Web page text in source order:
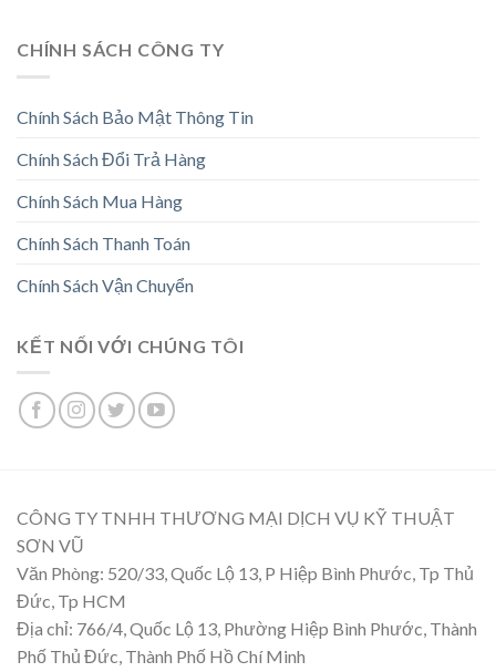
CHÍNH SÁCH CÔNG TY
Chính Sách Bảo Mật Thông Tin
Chính Sách Đổi Trả Hàng
Chính Sách Mua Hàng
Chính Sách Thanh Toán
Chính Sách Vận Chuyển
KẾT NỐI VỚI CHÚNG TÔI
CÔNG TY TNHH THƯƠNG MẠI DỊCH VỤ KỸ THUẬT
SƠN VŨ
Văn Phòng: 520/33, Quốc Lộ 13, P Hiệp Bình Phước, Tp Thủ
Đức, Tp HCM
Địa chỉ: 766/4, Quốc Lộ 13, Phường Hiệp Bình Phước, Thành
Phố Thủ Đức, Thành Phố Hồ Chí Minh